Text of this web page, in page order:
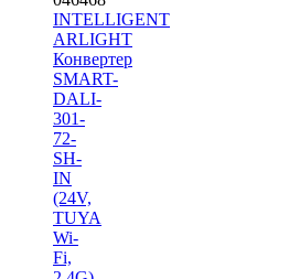
INTELLIGENT
ARLIGHT
Конвертер
SMART-
DALI-
301-
72-
SH-
IN
(24V,
TUYA
Wi-
Fi,